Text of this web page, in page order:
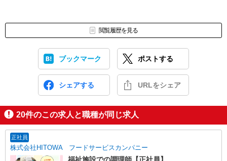
閲覧履歴を見る
ブックマーク ポストする
シェアする URLをシェア
20件のこの求人と職種が同じ求人
正社員
株式会社HITOWA フードサービスカンパニー